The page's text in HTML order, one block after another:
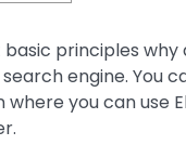
principles
engine. You
where you can use